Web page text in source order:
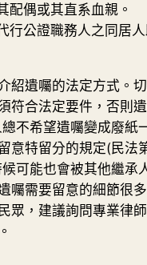
配偶或其直系血親。
行公證職務人之同居
紹遺囑的法定方式。
符合法定要件，否則
不希望遺囑變成廢紙
意特留分的規定(民法
可能也會被其他繼承
囑需要留意的細節很
眾，建議詢問專業律